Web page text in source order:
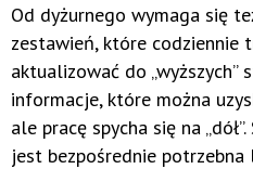
Od dyżurnego wymaga się
zestawień, które codziennie
aktualizować do „wyższych”
informacje, które można
ale pracę spycha się na
jest bezpośrednie